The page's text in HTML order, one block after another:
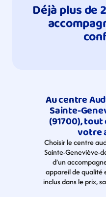
Déjà plus de
Au centre
Sainte-
(91700),
votre
Choisir le centre
Sainte-Geneviève-
d’un
appareil de qualité
inclus dans le prix,